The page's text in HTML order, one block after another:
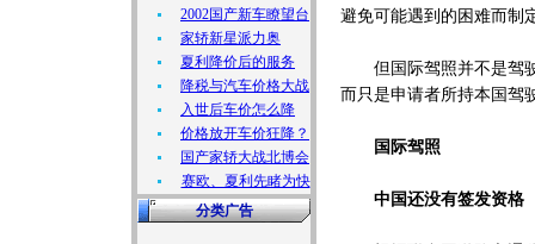
2002国产新车瞭望台
家轿新星派力奥
夏利降价后的服务
降税与汽车价格大战
入世后车价怎么降
价格放开车价狂降？
国产家轿大战北博会
赛欧、夏利先睹为快
分类广告
避免可能遇到的困难而制
但国际驾照并不是驾驶
而只是申请者所持本国驾
国际驾照
中国还没有签发资格